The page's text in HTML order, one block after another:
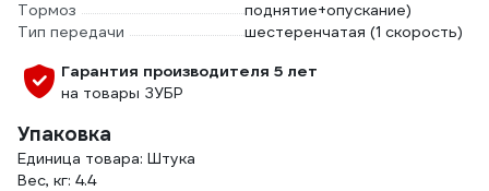
Тормоз
поднятие+опускание)
Тип передачи
шестеренчатая (1 скорость)
Гарантия производителя 5 лет
на товары ЗУБР
Упаковка
Единица товара: Штука
Вес, кг: 4.4